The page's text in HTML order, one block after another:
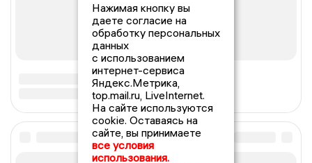
Нажимая кнопку вы
даете согласие на
обработку персональных
данных
с использованием
интернет-сервиса
Яндекс.Метрика,
top.mail.ru, LiveInternet.
На сайте используются
cookie. Оставаясь на
сайте, вы принимаете
все условия
использования.